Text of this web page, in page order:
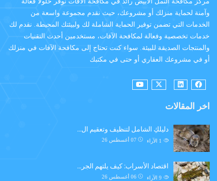
وآمنة لحماية منزلك أو مشروعك، حيث نقدم مجموعة واسعة من
الخدمات التي تضمن توفير الحماية الشاملة لك ولبيئتك المحيطة. نقدم لك
خدمات تخصصية وفعالة لمكافحة الآفات، مستخدمين أحدث التقنيات
والمنتجات الصديقة للبيئة. سواء كنت تحتاج إلى مكافحة الآفات في منزلك
أو في مشروعك العقاري أو حتى في مكتبك
اخر المقالات
دليلكِ الشامل لتنظيف وتعقيم ال…
07 أغسطس 26 الآراء
اقتصاد الأسراب: كيف يلتهم الجر…
06 أغسطس 26 الآراء